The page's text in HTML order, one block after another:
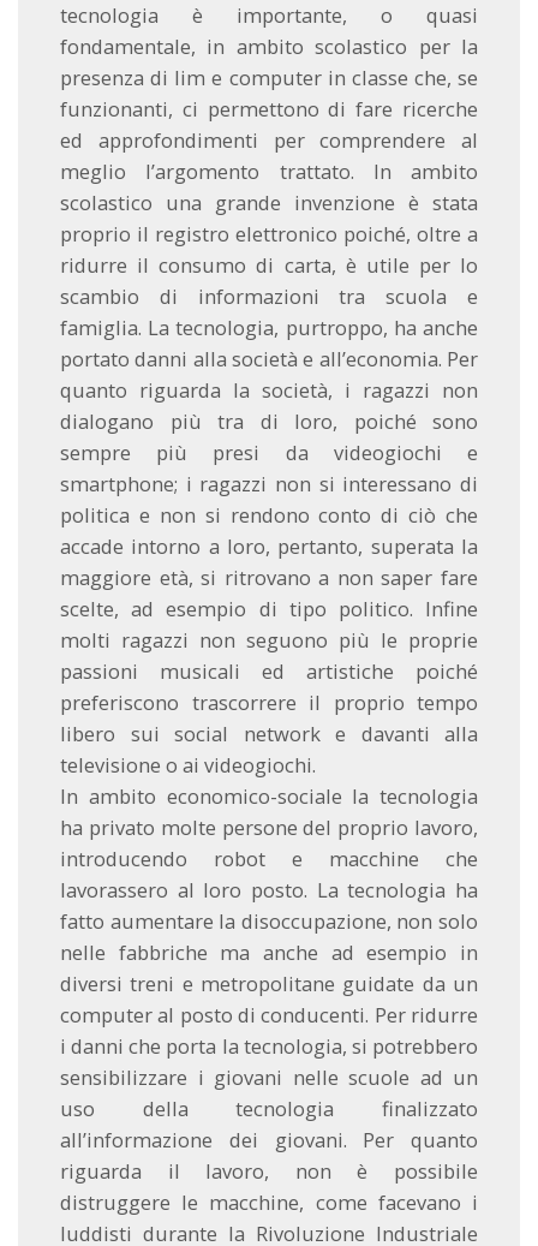
tecnologia è importante, o quasi
fondamentale, in ambito scolastico per la
presenza di lim e computer in classe che, se
funzionanti, ci permettono di fare ricerche
ed approfondimenti per comprendere al
meglio l’argomento trattato. In ambito
scolastico una grande invenzione è stata
proprio il registro elettronico poiché, oltre a
ridurre il consumo di carta, è utile per lo
scambio di informazioni tra scuola e
famiglia. La tecnologia, purtroppo, ha anche
portato danni alla società e all’economia. Per
quanto riguarda la società, i ragazzi non
dialogano più tra di loro, poiché sono
sempre più presi da videogiochi e
smartphone; i ragazzi non si interessano di
politica e non si rendono conto di ciò che
accade intorno a loro, pertanto, superata la
maggiore età, si ritrovano a non saper fare
scelte, ad esempio di tipo politico. Infine
molti ragazzi non seguono più le proprie
passioni musicali ed artistiche poiché
preferiscono trascorrere il proprio tempo
libero sui social network e davanti alla
televisione o ai videogiochi.
In ambito economico-sociale la tecnologia
ha privato molte persone del proprio lavoro,
introducendo robot e macchine che
lavorassero al loro posto. La tecnologia ha
fatto aumentare la disoccupazione, non solo
nelle fabbriche ma anche ad esempio in
diversi treni e metropolitane guidate da un
computer al posto di conducenti. Per ridurre
i danni che porta la tecnologia, si potrebbero
sensibilizzare i giovani nelle scuole ad un
uso della tecnologia finalizzato
all’informazione dei giovani. Per quanto
riguarda il lavoro, non è possibile
distruggere le macchine, come facevano i
luddisti durante la Rivoluzione Industriale